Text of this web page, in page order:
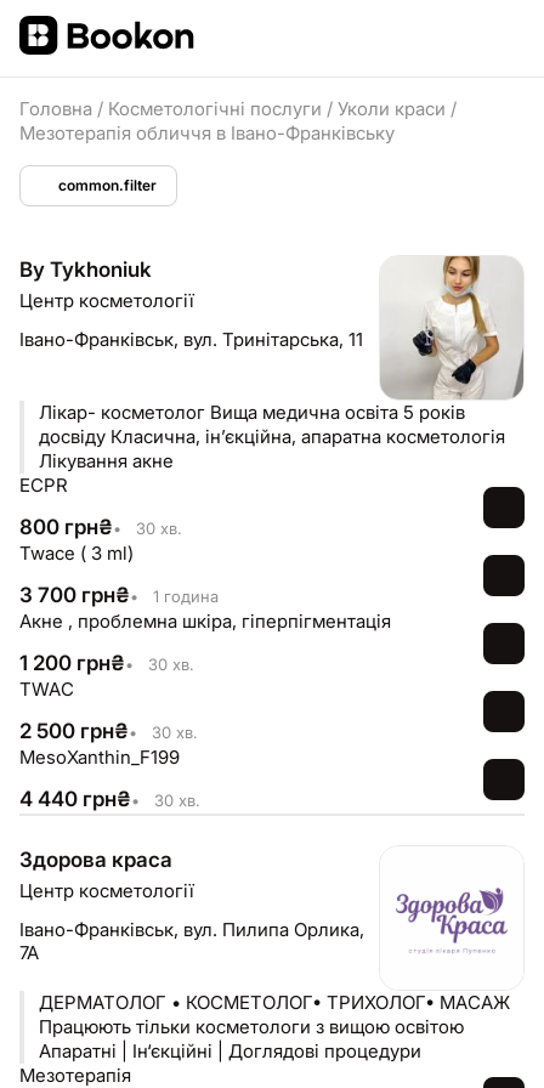
Головна / Косметологічні послуги / Уколи краси /
Мезотерапія обличчя в Івано-Франківську
common.filter
By Tykhoniuk
Центр косметології
Івано-Франківськ, вул. Тринітарська, 11
Лікар- косметолог Вища медична освіта 5 років
досвіду Класична, ін’єкційна, апаратна косметологія
Лікування акне
ECPR
800 грн₴• 30 хв.
Twace ( 3 ml)
3 700 грн₴• 1 година
Акне , проблемна шкіра, гіперпігментація
1 200 грн₴• 30 хв.
TWAC
2 500 грн₴• 30 хв.
MesoXanthin_F199
4 440 грн₴• 30 хв.
Здорова краса
Центр косметології
Івано-Франківськ, вул. Пилипа Орлика,
7А
ДЕРМАТОЛОГ • КОСМЕТОЛОГ• ТРИХОЛОГ• МАСАЖ
Працюють тільки косметологи з вищою освітою
Апаратні | Ін‘єкційні | Доглядові процедури
Мезотерапія